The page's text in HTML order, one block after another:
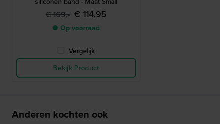
€ 169,- € 114,95
● Op voorraad
Vergelijk
Bekijk Product
Anderen kochten ook